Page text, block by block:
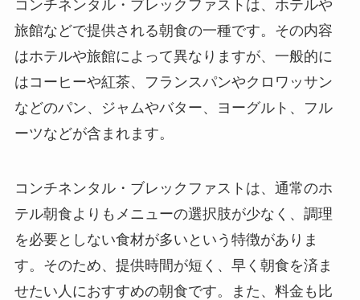
コンチネンタル・ブレックファストは、ホテルや
旅館などで提供される朝食の一種です。その内容
はホテルや旅館によって異なりますが、 一般的に
はコーヒーや紅茶、フランスパンやクロワッサン
などのパン、ジャムやバター、ヨーグルト、フル
ーツなどが含まれます。
コンチネンタル・ブレックファストは、通常のホ
テル朝食よりもメニューの選択肢が少なく 、 調理
を必要としない食材が多い という特徴がありま
す。そのため、 提供時間が短く、早く朝食を済ま
せたい人におすすめの朝食です。また、 料金も比